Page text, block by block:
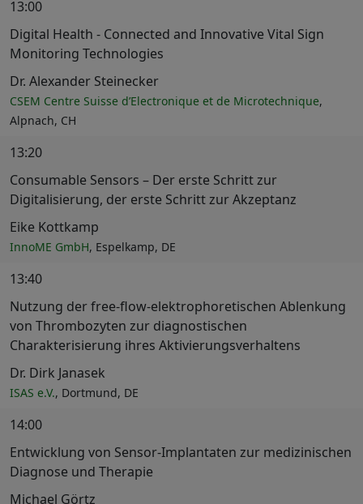
13:00
Digital Health - Connected and Innovative Vital Sign
Monitoring Technologies
Dr. Alexander Steinecker
CSEM Centre Suisse d’Electronique et de Microtechnique,
Alpnach, CH
13:20
Consumable Sensors – Der erste Schritt zur
Digitalisierung, der erste Schritt zur Akzeptanz
Eike Kottkamp
InnoME GmbH, Espelkamp, DE
13:40
Nutzung der free-flow-elektrophoretischen Ablenkung
von Thrombozyten zur diagnostischen
Charakterisierung ihres Aktivierungsverhaltens
Dr. Dirk Janasek
ISAS e.V., Dortmund, DE
14:00
Entwicklung von Sensor-Implantaten zur medizinischen
Diagnose und Therapie
Michael Görtz